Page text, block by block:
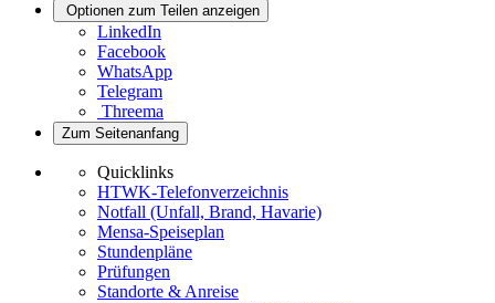
Optionen zum Teilen anzeigen
LinkedIn
Facebook
WhatsApp
Telegram
Threema
Zum Seitenanfang
Quicklinks
HTWK-Telefonverzeichnis
Notfall (Unfall, Brand, Havarie)
Mensa-Speiseplan
Stundenpläne
Prüfungen
Standorte & Anreise